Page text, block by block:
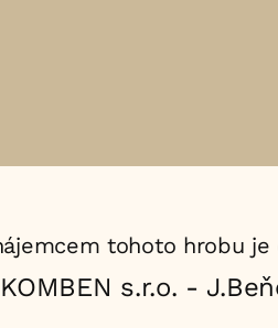
tohoto hrobu je
KOMBEN s.r.o. -